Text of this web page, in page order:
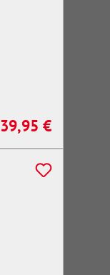
Regulärer Preis:
39,95 €